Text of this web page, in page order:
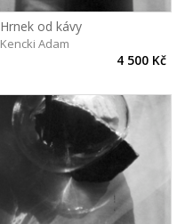
Hrnek od kávy
Kencki Adam
4 500 Kč